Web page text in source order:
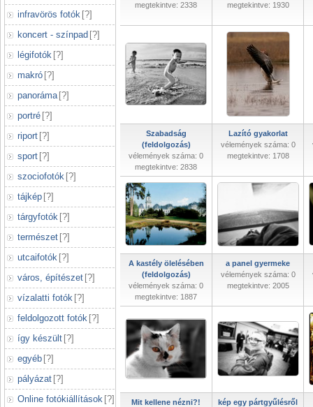
infravörös fotók [?]
koncert - színpad [?]
légifotók [?]
makró [?]
panoráma [?]
portré [?]
riport [?]
sport [?]
szociofotók [?]
tájkép [?]
tárgyfotók [?]
természet [?]
utcaifotók [?]
város, építészet [?]
vízalatti fotók [?]
feldolgozott fotók [?]
így készült [?]
egyéb [?]
pályázat [?]
Online fotókiállítások [?]
megtekintve: 2338
megtekintve: 1930
Szabadság
(feldolgozás)
vélemények száma: 0
megtekintve: 2838
Lazító gyakorlat
vélemények száma: 0
megtekintve: 1708
A kastély ölelésében
(feldolgozás)
vélemények száma: 0
megtekintve: 1887
a panel gyermeke
vélemények száma: 0
megtekintve: 2005
Mit kellene nézni?!
kép egy pártgyűlésről